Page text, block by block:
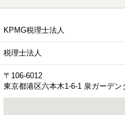
KPMG税理士法人
税理士法人
〒106-6012
東京都港区六本木1-6-1 泉ガーデン